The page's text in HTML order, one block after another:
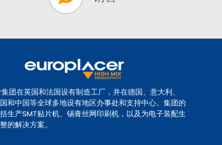
团在英国和法国设有制造工厂，并在德国、意大利、
和中国等全球多地设有地区办事处和支持中心。集团的
生产SMT贴片机、锡膏丝网印刷机，以及为电子装配生
的解决方案。